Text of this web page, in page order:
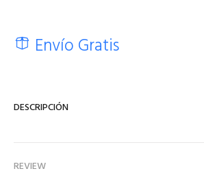
Envío Gratis
DESCRIPCIÓN
REVIEW